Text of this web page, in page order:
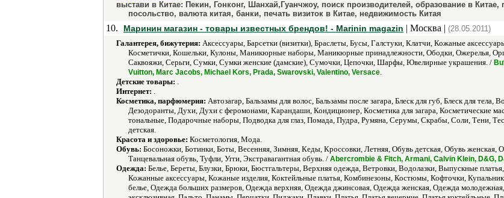
выстави в Китае: Пекин, Гонконг, Шанхай,Гуанчжоу, поиск производителей, образование в
посольство, валюта китая, банки, печать визиток в Китае, недвижимость Китая
10. Маринин магазин - товары известных брендов! - Marinin magazin | Москва | (28.05.2011)
Галантерея, бижутерия: Аксессуары, Барсетки (визитки), Браслеты, Бусы, Галстуки, Клатчи, Кожаные
Косметички, Кошельки, Кулоны, Маникюрные наборы, Маникюрные принадлежности, Ободки, Ожерелья,
Саквояжи, Серьги, Сумки, Сумки женские (дамские), Сумочки, Цепочки, Шарфы, Ювелирные украшения. /
Vuitton, Marc Jacobs, Michael Kors, Prada, Swarovski, Valentino, Versace.
Детские товары: .
Интернет: .
Косметика, парфюмерия: Автозагар, Бальзамы для волос, Бальзамы после загара, Блеск для губ, Блеск для
Дезодоранты, Духи, Духи с феромонами, Карандаши, Кондиционер, Косметика для загара, Косметические
тональные, Подарочные наборы, Подводка для глаз, Помада, Пудра, Румяна, Серумы, Скрабы, Соли, Тени,
детская.
Красота и здоровье: Косметология, Мода.
Обувь: Босоножки, Ботинки, Боты, Весенняя, Зимняя, Кеды, Кроссовки, Летняя, Обувь детская, Обувь
Танцевальная обувь, Туфли, Угги, Экстравагантная обувь. / Abercrombie & Fitch, Armani, Calvin Klein, D&G,
Одежда: Белье, Береты, Блузки, Брюки, Бюстгальтеры, Верхняя одежда, Ветровки, Водолазки, Выпускные
Кожанные аксессуары, Кожаные изделия, Коктейльные платья, Комбинезоны, Костюмы, Кофточки,
белье, Одежда больших размеров, Одежда верхняя, Одежда джинсовая, Одежда женская, Одежда